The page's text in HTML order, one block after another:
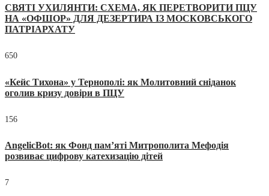
СВЯТІ УХИЛЯНТИ: СХЕМА, ЯК ПЕРЕТВОРИТИ ПЦУ
НА «ОФШОР» ДЛЯ ДЕЗЕРТИРА ІЗ МОСКОВСЬКОГО
ПАТРІАРХАТУ
650
«Кейс Тихона» у Тернополі: як Молитовний сніданок
оголив кризу довіри в ПЦУ
156
AngelicBot: як Фонд пам’яті Митрополита Мефодія
розвиває цифрову катехизацію дітей
7